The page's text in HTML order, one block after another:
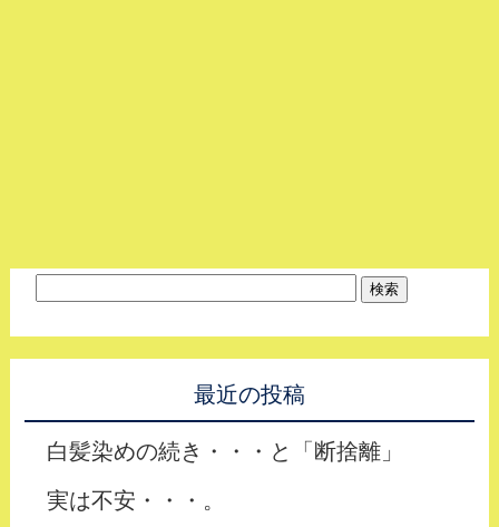
最近の投稿
白髪染めの続き・・・と「断捨離」
実は不安・・・。